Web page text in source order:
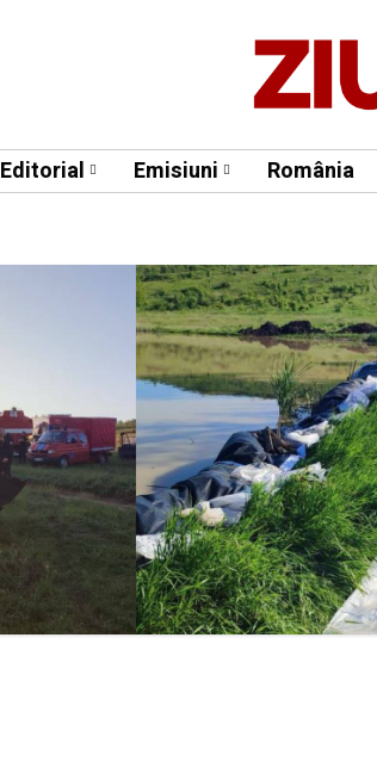
Editorial Emisiuni România